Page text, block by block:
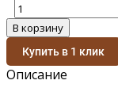
В корзину
Купить в 1 клик
Описание